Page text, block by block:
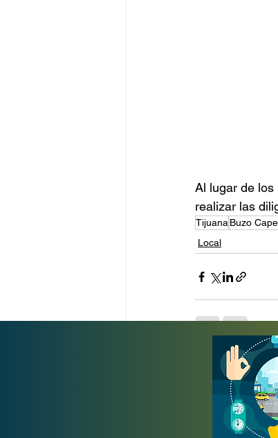
Al lugar de
realizar las
TijuanaBuzo
Local
Entradas recientes